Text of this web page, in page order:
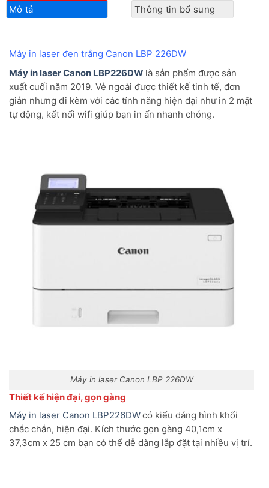
Mô tả Thông tin bổ sung
Máy in laser đen trắng Canon LBP 226DW
Máy in laser Canon LBP226DW là sản phẩm được sản
xuất cuối năm 2019. Vẻ ngoài được thiết kế tinh tế, đơn
giản nhưng đi kèm với các tính năng hiện đại như in 2 mặt
tự động, kết nối wifi giúp bạn in ấn nhanh chóng.
Máy in laser Canon LBP 226DW
Thiết kế hiện đại, gọn gàng
Máy in laser Canon LBP226DWcó kiểu dáng hình khối
chắc chắn, hiện đại. Kích thước gọn gàng 40,1cm x
37,3cm x 25 cm bạn có thể dễ dàng lắp đặt tại nhiều vị trí.